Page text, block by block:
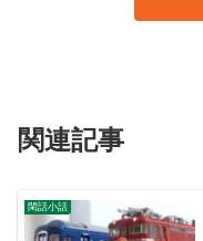
関連記事
閑話小話